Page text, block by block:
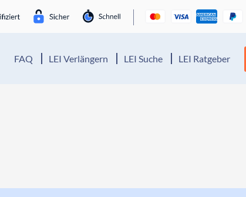
FAQ LEI Verlängern LEI Suche LEI Ratgeber